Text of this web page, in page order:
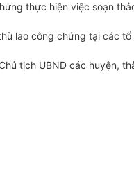
thực hiện việc soạn
lao công chứng tại các
tịch UBND các